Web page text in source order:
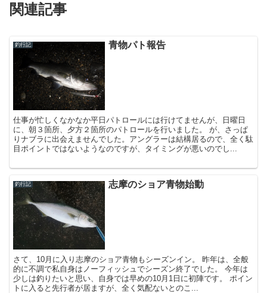
関連記事
釣行記 青物パト報告
仕事が忙しくなかなか平日パトロールには行けてませんが、日曜日
に、朝３箇所、夕方２箇所のパトロールを行いました。 が、さっぱ
りナブラに出会えませんでした。アングラーは結構居るので、全く駄
目ポイントではないようなのですが、タイミングが悪いのでし...
釣行記 志摩のショア青物始動
さて、10月に入り志摩のショア青物もシーズンイン。 昨年は、全般
的に不調で私自身はノーフィッシュでシーズン終了でした。 今年は
少しは釣りたいと思い、自身では早めの10月1日に初陣です。 ポイン
トに入ると先行者が居ますが、全く気配ないとのこ...